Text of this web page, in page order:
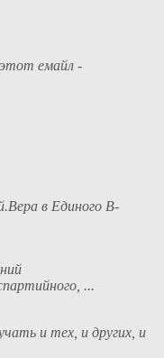
емайл -
в Единого В-
...
и тех, и других, и